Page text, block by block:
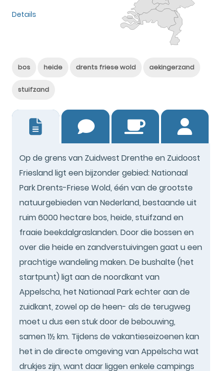
Details
bos heide drents friese wold aekingerzand
stuifzand
Op de grens van Zuidwest Drenthe en Zuidoost
Friesland ligt een bijzonder gebied: Nationaal
Park Drents-Friese Wold, één van de grootste
natuurgebieden van Nederland, bestaande uit
ruim 6000 hectare bos, heide, stuifzand en
fraaie beekdalgraslanden. Door die bossen en
over die heide en zandverstuivingen gaat u een
prachtige wandeling maken. De bushalte (het
startpunt) ligt aan de noordkant van
Appelscha, het Nationaal Park echter aan de
zuidkant, zowel op de heen- als de terugweg
moet u dus een stuk door de bebouwing,
samen 1½ km. Tijdens de vakantieseizoenen kan
het in de directe omgeving van Appelscha wat
drukjes zijn, want daar liggen enkele campings